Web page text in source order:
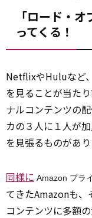
「ロード・
ってくる！
NetflixやHuluなど
を見ることが当た
ナルコンテンツの
カの３人に１人が
を見張るものがあり
同様に Amazon プラ
てきたAmazonも
コンテンツに多額